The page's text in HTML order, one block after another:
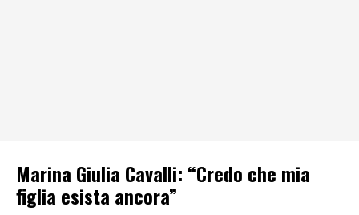
Marina Giulia Cavalli: “Credo che mia
figlia esista ancora”